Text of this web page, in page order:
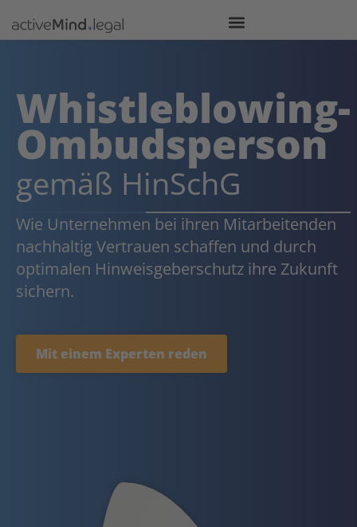
Whistleblowing-
Ombudsperson
gemäß HinSchG
Wie Unternehmen bei ihren Mitarbeitenden
nachhaltig Vertrauen schaffen und durch
optimalen Hinweisgeberschutz ihre Zukunft
sichern.
Mit einem Experten reden